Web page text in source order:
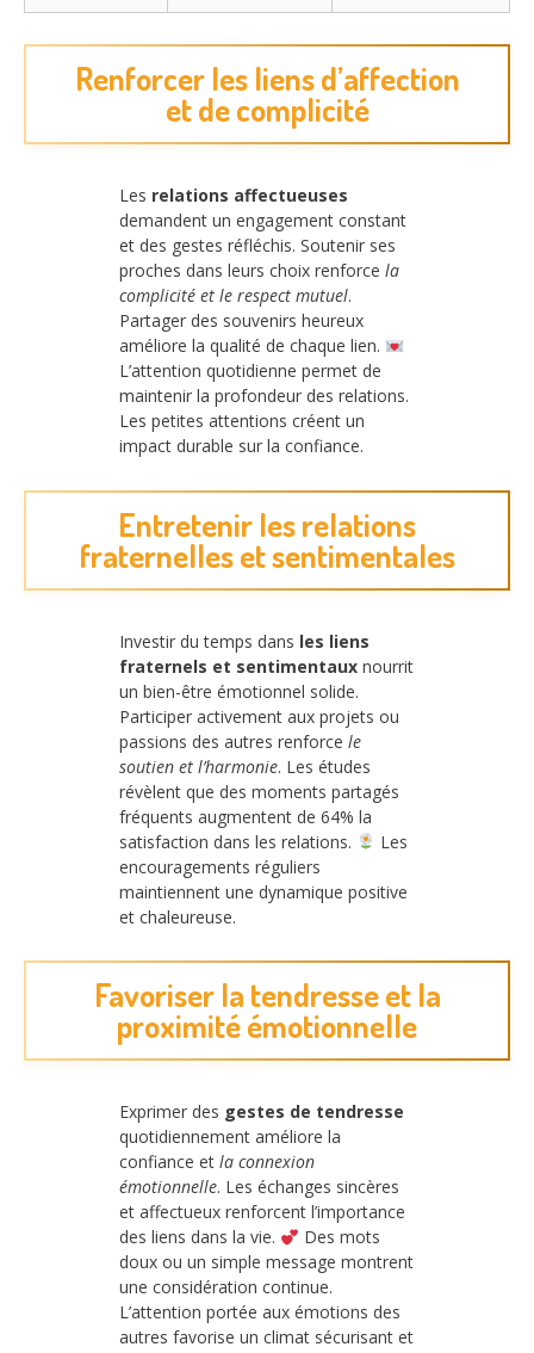
Renforcer les liens d’affection
et de complicité
Les relations affectueuses
demandent un engagement constant
et des gestes réfléchis. Soutenir ses
proches dans leurs choix renforce la
complicité et le respect mutuel.
Partager des souvenirs heureux
améliore la qualité de chaque lien.
L’attention quotidienne permet de
maintenir la profondeur des relations.
Les petites attentions créent un
impact durable sur la confiance.
Entretenir les relations
fraternelles et sentimentales
Investir du temps dans les liens
fraternels et sentimentaux nourrit
un bien-être émotionnel solide.
Participer activement aux projets ou
passions des autres renforce le
soutien et l’harmonie. Les études
révèlent que des moments partagés
fréquents augmentent de 64% la
satisfaction dans les relations.
Les
encouragements réguliers
maintiennent une dynamique positive
et chaleureuse.
Favoriser la tendresse et la
proximité émotionnelle
Exprimer des gestes de tendresse
quotidiennement améliore la
confiance et la connexion
émotionnelle. Les échanges sincères
et affectueux renforcent l’importance
des liens dans la vie.
Des mots
doux ou un simple message montrent
une considération continue.
L’attention portée aux émotions des
autres favorise un climat sécurisant et